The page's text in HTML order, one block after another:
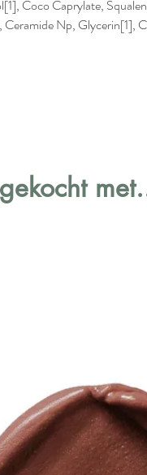
Coco Caprylate,
Np, Glycerin[1],